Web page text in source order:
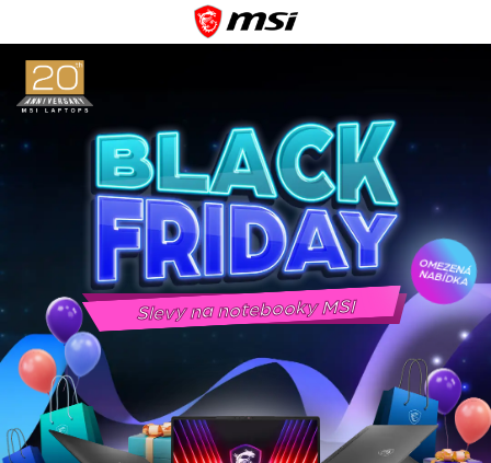
Slevy na notebooky MSI
OMEZENÁ
NABÍDKA